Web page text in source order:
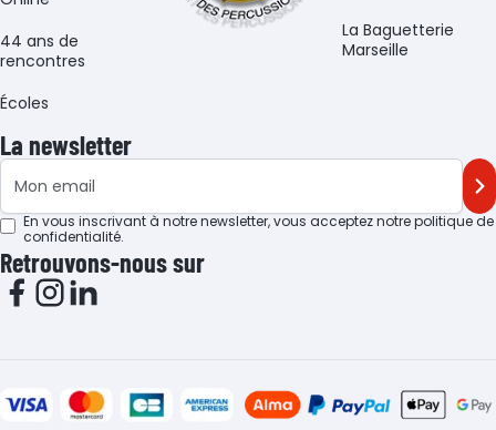
44 ans de
rencontres
Écoles
La Baguetterie
Marseille
La newsletter
Adresse e-mail
En vous inscrivant à notre newsletter, vous acceptez notrepolitique de
confidentialité.
Retrouvons-nous sur